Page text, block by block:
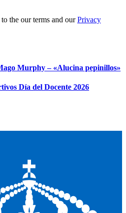
the our terms and ourPrivacy
Murphy – «Alucina pepinillos»
Día del Docente 2026